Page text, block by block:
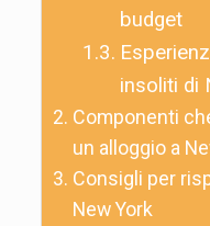
budget
insoliti di
Componenti
un alloggio a
Consigli per
New York